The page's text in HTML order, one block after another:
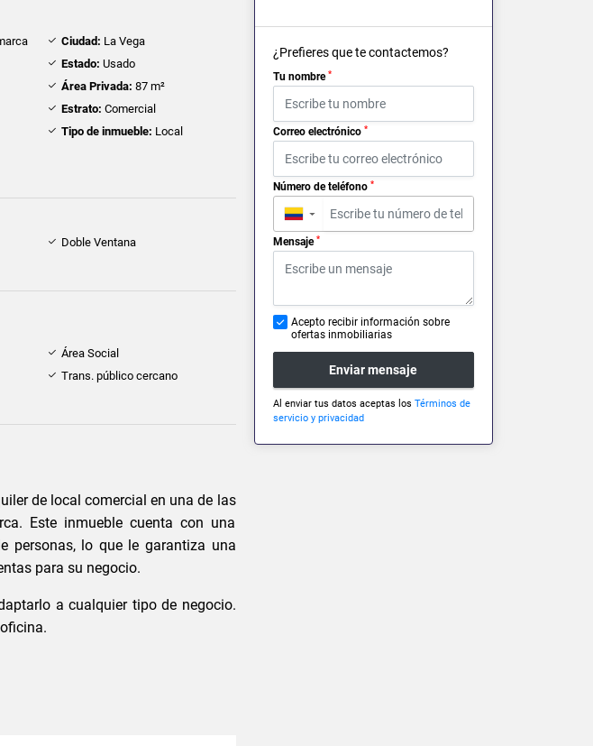
Ciudad: La Vega
Estado: Usado
Área Privada: 87 m²
Estrato: Comercial
Tipo de inmueble: Local
Doble Ventana
Área Social
Trans. público cercano
de local comercial en una de las
Este inmueble cuenta con una
personas, lo que le garantiza una
para su negocio.
a cualquier tipo de negocio.
¿Prefieres que te contactemos?
Tu nombre *
Correo electrónico *
Número de teléfono *
▼
Mensaje *
Acepto recibir información sobre
ofertas inmobiliarias
Enviar mensaje
Al enviar tus datos aceptas los Términos de
servicio y privacidad